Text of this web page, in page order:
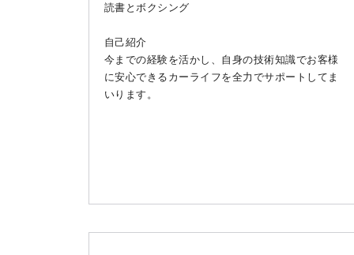
読書とボクシング
自己紹介
今までの経験を活かし、自身の技術知識でお客様
に安心できるカーライフを全力でサポートしてま
いります。